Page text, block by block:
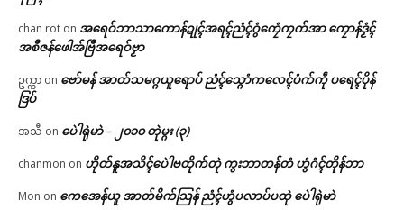
chan rot on အရေဝ်ဘာသာကောန်ဍုၚ်အရၚ်ညံၚ်ဂွံကၠေံကၠက်အာ ကၠောန်ဒၟံၚ်
အစဳဇန်ဖေါအ်ဗြဳအရေဝ်ဗၟာ
ဥက္ကာ on ဗော်မန် အာတ်သမဂ္ဂယူရောပ် ညံၚ်သ္ဂောံကလေၚ်ပံက်ကဵု ပရေၚ်ပိုန်
ဒြပ်
အသီ on ပေဲါရုဲမာဲ – ၂၀၁၀ တုဲမ္ဂး (၃)
chanmon on ဟိုတ်နူအသိၚ်ပေဲါဗတိုက်တုဲ ကွးဘာတန်တံ ဟွံဂံၚ်တိုန်ဘာ
Mon on ကေအေန်ယူ အာတ်မိက်သြန် ညံၚ်ဟွံပလာပ်ပထုဲ ပေဲါရုဲမာဲ